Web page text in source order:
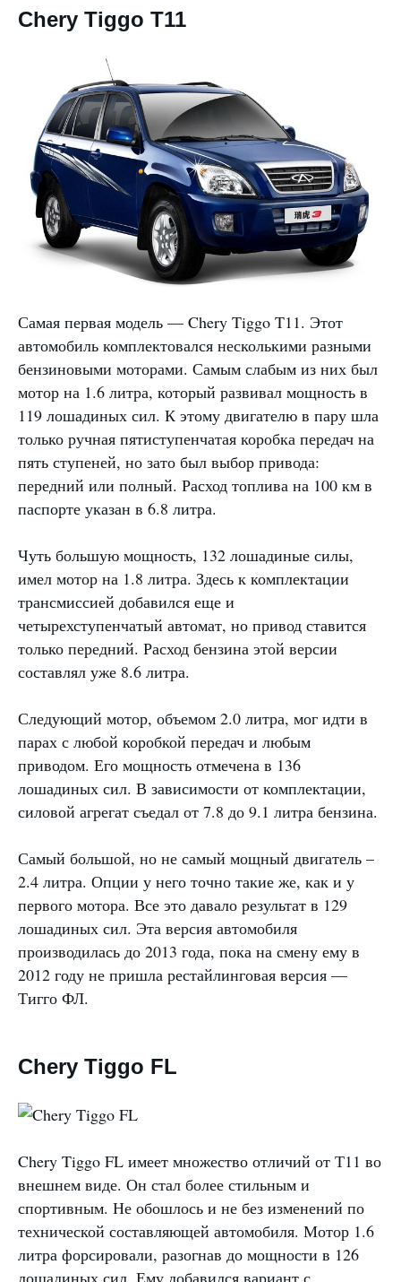
Chery Tiggo T11
Самая первая модель — Chery Tiggo T11. Этот
автомобиль комплектовался несколькими разными
бензиновыми моторами. Самым слабым из них был
мотор на 1.6 литра, который развивал мощность в
119 лошадиных сил. К этому двигателю в пару шла
только ручная пятиступенчатая коробка передач на
пять ступеней, но зато был выбор привода:
передний или полный. Расход топлива на 100 км в
паспорте указан в 6.8 литра.
Чуть большую мощность, 132 лошадиные силы,
имел мотор на 1.8 литра. Здесь к комплектации
трансмиссией добавился еще и
четырехступенчатый автомат, но привод ставится
только передний. Расход бензина этой версии
составлял уже 8.6 литра.
Следующий мотор, объемом 2.0 литра, мог идти в
парах с любой коробкой передач и любым
приводом. Его мощность отмечена в 136
лошадиных сил. В зависимости от комплектации,
силовой агрегат съедал от 7.8 до 9.1 литра бензина.
Самый большой, но не самый мощный двигатель –
2.4 литра. Опции у него точно такие же, как и у
первого мотора. Все это давало результат в 129
лошадиных сил. Эта версия автомобиля
производилась до 2013 года, пока на смену ему в
2012 году не пришла рестайлинговая версия —
Тигго ФЛ.
Chery Tiggo FL
Chery Tiggo FL имеет множество отличий от Т11 во
внешнем виде. Он стал более стильным и
спортивным. Не обошлось и не без изменений по
технической составляющей автомобиля. Мотор 1.6
литра форсировали, разогнав до мощности в 126